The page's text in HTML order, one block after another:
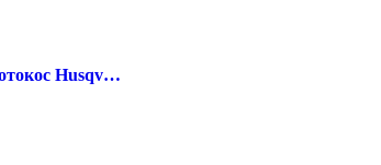
Шайбы редуктора для мотокос Husqvarna 125R/ 128R